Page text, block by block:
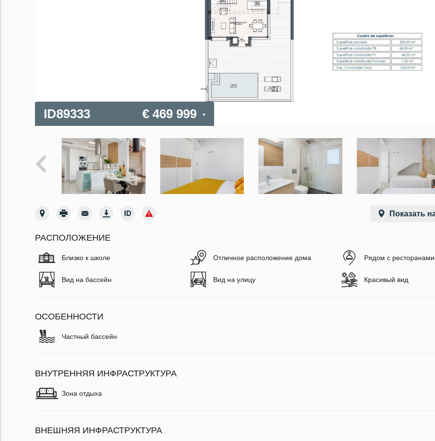
ID89333 € 469 999
Показать
РАСПОЛОЖЕНИЕ
Близко к школе Отличное расположение дома Рядом с ресторанами
Вид на бассейн Вид на улицу Красивый вид
ОСОБЕННОСТИ
Частный бассейн
ВНУТРЕННЯЯ ИНФРАСТРУКТУРА
Зона отдыха
ВНЕШНЯЯ ИНФРАСТРУКТУРА